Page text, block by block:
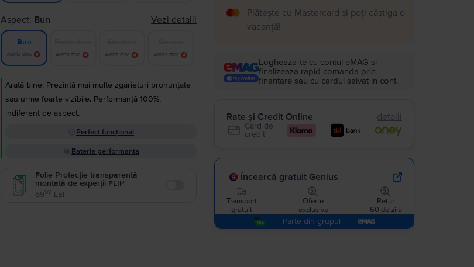
Aspect: Bun Vezi detalii
Bun
Alertă stoc Alertă stoc Alertă stoc Alertă stoc
Arată bine. Prezintă mai multe zgârieturi pronunțate
sau urme foarte vizibile. Performanță 100%,
indiferent de aspect.
Perfect funcțional
Baterie performanta
Folie Protecție transparentă
montată de experții FLIP
6999 LEI
Plătește cu Mastercard și poți câștiga o
vacanță!
Logheaza-te cu contul eMAG si
finalizeaza rapid comanda prin
finantare sau cu cardul salvat in cont.
Rate și Credit Online detalii
Card de
credit
Încearcă gratuit Genius
Transport
gratuit
Oferte
exclusive
Retur
60 de zile
Parte din grupul